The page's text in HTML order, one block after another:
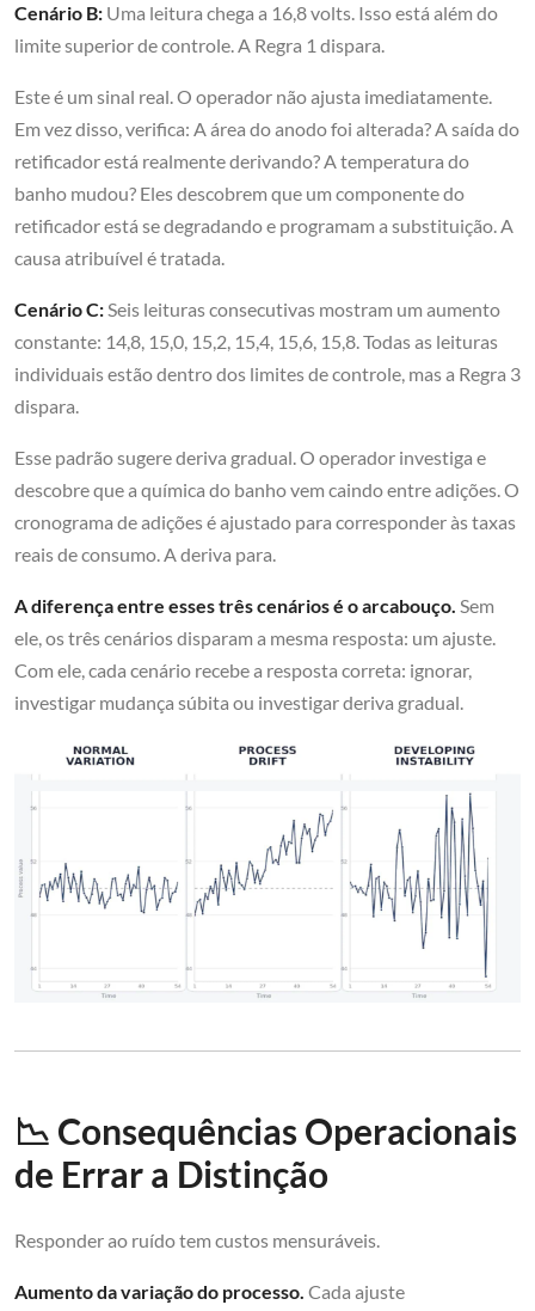
Cenário B: Uma leitura chega a 16,8 volts. Isso está além do
limite superior de controle. A Regra 1 dispara.
Este é um sinal real. O operador não ajusta imediatamente.
Em vez disso, verifica: A área do anodo foi alterada? A saída do
retificador está realmente derivando? A temperatura do
banho mudou? Eles descobrem que um componente do
retificador está se degradando e programam a substituição. A
causa atribuível é tratada.
Cenário C: Seis leituras consecutivas mostram um aumento
constante: 14,8, 15,0, 15,2, 15,4, 15,6, 15,8. Todas as leituras
individuais estão dentro dos limites de controle, mas a Regra 3
dispara.
Esse padrão sugere deriva gradual. O operador investiga e
descobre que a química do banho vem caindo entre adições. O
cronograma de adições é ajustado para corresponder às taxas
reais de consumo. A deriva para.
A diferença entre esses três cenários é o arcabouço. Sem
ele, os três cenários disparam a mesma resposta: um ajuste.
Com ele, cada cenário recebe a resposta correta: ignorar,
investigar mudança súbita ou investigar deriva gradual.
📉 Consequências Operacionais
de Errar a Distinção
Responder ao ruído tem custos mensuráveis.
Aumento da variação do processo. Cada ajuste